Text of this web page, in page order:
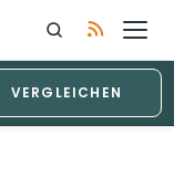
VERGLEICHEN